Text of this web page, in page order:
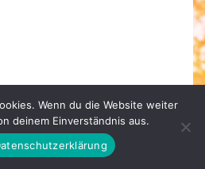
Wenn du die Website weiter
deinem Einverständnis aus.